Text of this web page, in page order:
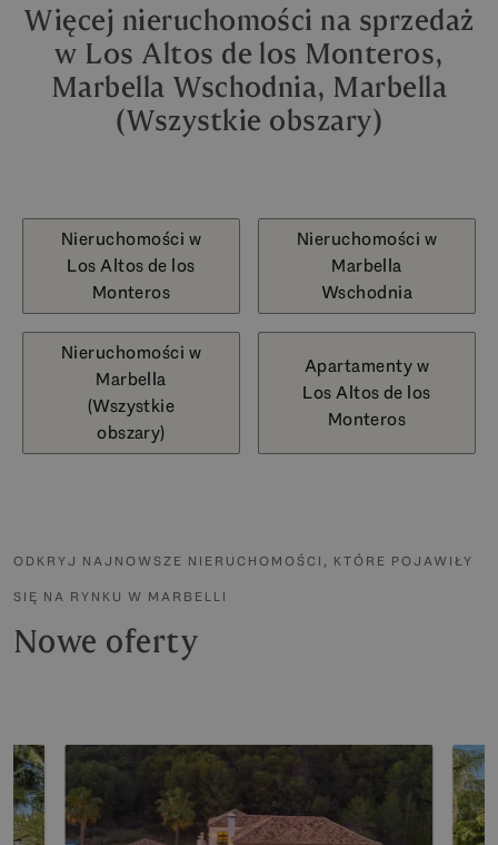
Więcej nieruchomości na sprzedaż
w Los Altos de los Monteros,
Marbella Wschodnia, Marbella
(Wszystkie obszary)
Nieruchomości w
Los Altos de los
Monteros
Nieruchomości w
Marbella
Wschodnia
Nieruchomości w
Marbella
(Wszystkie
obszary)
Apartamenty w
Los Altos de los
Monteros
ODKRYJ NAJNOWSZE NIERUCHOMOŚCI, KTÓRE POJAWIŁY
SIĘ NA RYNKU W MARBELLI
Nowe oferty